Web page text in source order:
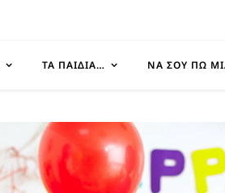
ΤΑ ΠΑΙΔΊΑ… ΝΑ ΣΟΥ ΠΩ